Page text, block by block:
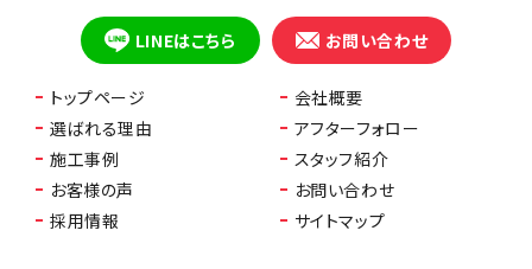
LINEはこちら お問い合わせ
トップページ
会社概要
選ばれる理由
アフターフォロー
施工事例
スタッフ紹介
お客様の声
お問い合わせ
採用情報
サイトマップ